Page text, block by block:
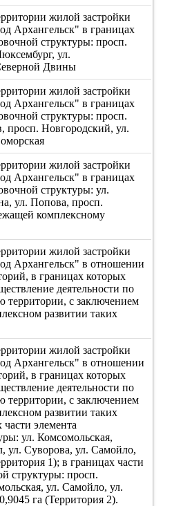
жилой застройки
Архангельск" в границах
структуры: просп.
ул.
Двины
жилой застройки
Архангельск" в границах
структуры: просп.
просп. Новгородский, ул.
жилой застройки
Архангельск" в границах
структуры: ул.
ул. Попова, просп.
комплексному
жилой застройки
Архангельск" в отношении
в границах которых
деятельности по
территории, с заключением
развитии таких
жилой застройки
Архангельск" в отношении
в границах которых
деятельности по
территории, с заключением
развитии таких
элемента
ул. Комсомольская,
ул. Суворова, ул. Самойло,
1); в границах части
структуры: просп.
ул. Самойло, ул.
га (Территория 2).